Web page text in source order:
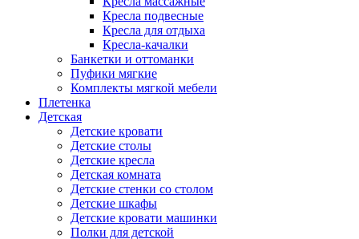
Кресла подвесные
Кресла для отдыха
Кресла-качалки
Банкетки и оттоманки
Пуфики мягкие
Комплекты мягкой мебели
Плетенка
Детская
Детские кровати
Детские столы
Детские кресла
Детская комната
Детские стенки со столом
Детские шкафы
Детские кровати машинки
Полки для детской